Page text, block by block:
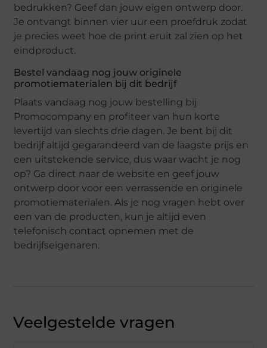
bedrukken? Geef dan jouw eigen ontwerp door.
Je ontvangt binnen vier uur een proefdruk zodat
je precies weet hoe de print eruit zal zien op het
eindproduct.
Bestel vandaag nog jouw originele
promotiematerialen bij dit bedrijf
Plaats vandaag nog jouw bestelling bij
Promocompany en profiteer van hun korte
levertijd van slechts drie dagen. Je bent bij dit
bedrijf altijd gegarandeerd van de laagste prijs en
een uitstekende service, dus waar wacht je nog
op? Ga direct naar de website en geef jouw
ontwerp door voor een verrassende en originele
promotiematerialen. Als je nog vragen hebt over
een van de producten, kun je altijd even
telefonisch contact opnemen met de
bedrijfseigenaren.
Veelgestelde vragen